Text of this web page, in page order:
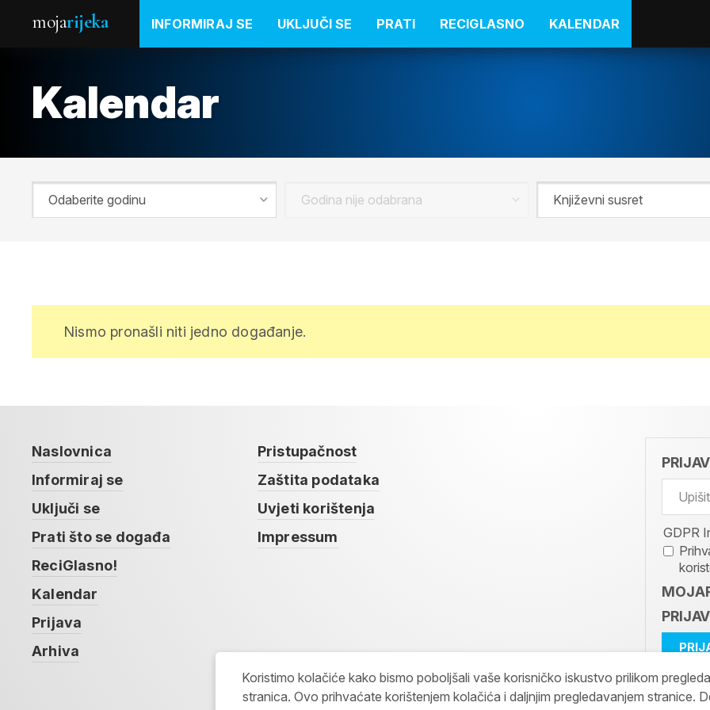
mojarijeka INFORMIRAJ SE UKLJUČI SE PRATI RECIGLASNO KALENDAR
Kalendar
Nismo pronašli niti jedno događanje.
Naslovnica
Informiraj se
Uključi se
Prati što se događa
ReciGlasno!
Kalendar
Prijava
Arhiva
Pristupačnost
Zaštita podataka
Uvjeti korištenja
Impressum
GDPR
Koristimo kolačiće kako bismo poboljšali vaše korisničko iskustvo prilikom
stranica. Ovo prihvaćate korištenjem kolačića i daljnjim pregledavanjem stranice.